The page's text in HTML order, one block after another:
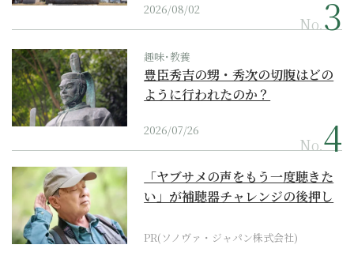
2026/08/02
No.
趣味･教養
豊臣秀吉の甥・秀次の切腹はどの
ように行われたのか？
2026/07/26
No.
「ヤブサメの声をもう一度聴きた
い」が補聴器チャレンジの後押し
PR(ソノヴァ・ジャパン株式会社)